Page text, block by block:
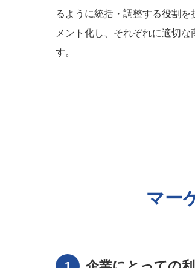
るように統括・調整する役割
メント化し、それぞれに適切
す。
マー